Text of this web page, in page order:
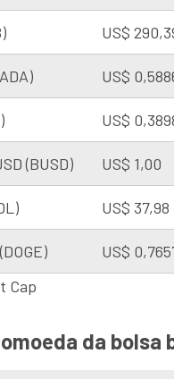
US$
US$
US$
(BUSD) US$ 1,00
US$ 37,98
US$
Cap
da bolsa